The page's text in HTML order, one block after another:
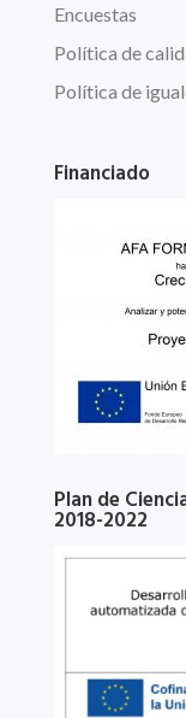
Encuestas
Política de
Política de
Financiado
Plan de
2018-2022